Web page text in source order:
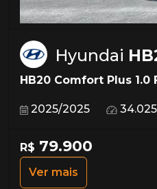
Hyundai
HB20 Comfort Plus 1.0
2025/2025
R$ 79.900
Ver mais